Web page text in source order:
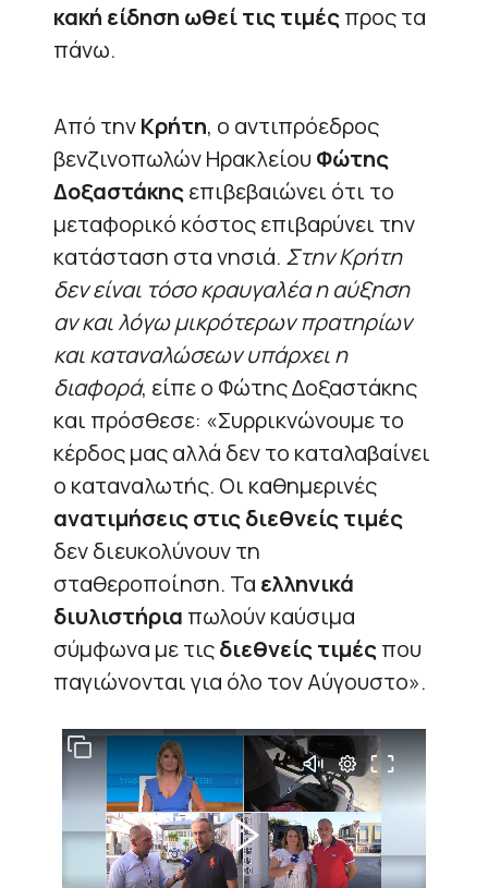
κακή είδηση ωθεί τις τιμέςπρος τα
πάνω.
Από τηνΚρήτη, ο αντιπρόεδρος
βενζινοπωλών Ηρακλείου Φώτης
Δοξαστάκηςεπιβεβαιώνει ότι το
μεταφορικό κόστος επιβαρύνει την
κατάσταση στα νησιά. Στην Κρήτη
δεν είναι τόσο κραυγαλέα η αύξηση
αν και λόγω μικρότερων πρατηρίων
και καταναλώσεων υπάρχει η
διαφορά, είπε ο Φώτης Δοξαστάκης
και πρόσθεσε: «Συρρικνώνουμε το
κέρδος μας αλλά δεν το καταλαβαίνει
ο καταναλωτής. Οι καθημερινές
ανατιμήσεις στις διεθνείς τιμές
δεν διευκολύνουν τη
σταθεροποίηση. Τα ελληνικά
διυλιστήρια πωλούν καύσιμα
σύμφωνα με τιςδιεθνείς τιμέςπου
παγιώνονται για όλο τον Αύγουστο».